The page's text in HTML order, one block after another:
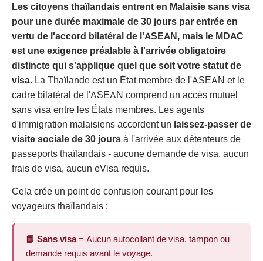
Les citoyens thaïlandais entrent en Malaisie sans visa
pour une durée maximale de 30 jours par entrée en
vertu de l'accord bilatéral de l'ASEAN, mais le MDAC
est une exigence préalable à l'arrivée obligatoire
distincte qui s'applique quel que soit votre statut de
visa. La Thaïlande est un État membre de l'ASEAN et le
cadre bilatéral de l'ASEAN comprend un accès mutuel
sans visa entre les États membres. Les agents
d'immigration malaisiens accordent un laissez-passer de
visite sociale de 30 joursà l'arrivée aux détenteurs de
passeports thaïlandais - aucune demande de visa, aucun
frais de visa, aucun eVisa requis.
Cela crée un point de confusion courant pour les
voyageurs thaïlandais :
📘 Sans visa= Aucun autocollant de visa, tampon ou
demande requis avant le voyage.